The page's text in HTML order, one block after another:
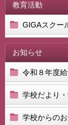
教育活動
GIGAスクー
お知らせ
令和８年度
学校だより
学校からの